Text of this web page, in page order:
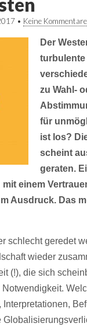
• Keine Kommentare
Der
turbulente
zu Wahl-
für
ist los?
scheint
geraten.
einem
Ausdruck. Das
schlecht geredet
wieder
(!), die sich